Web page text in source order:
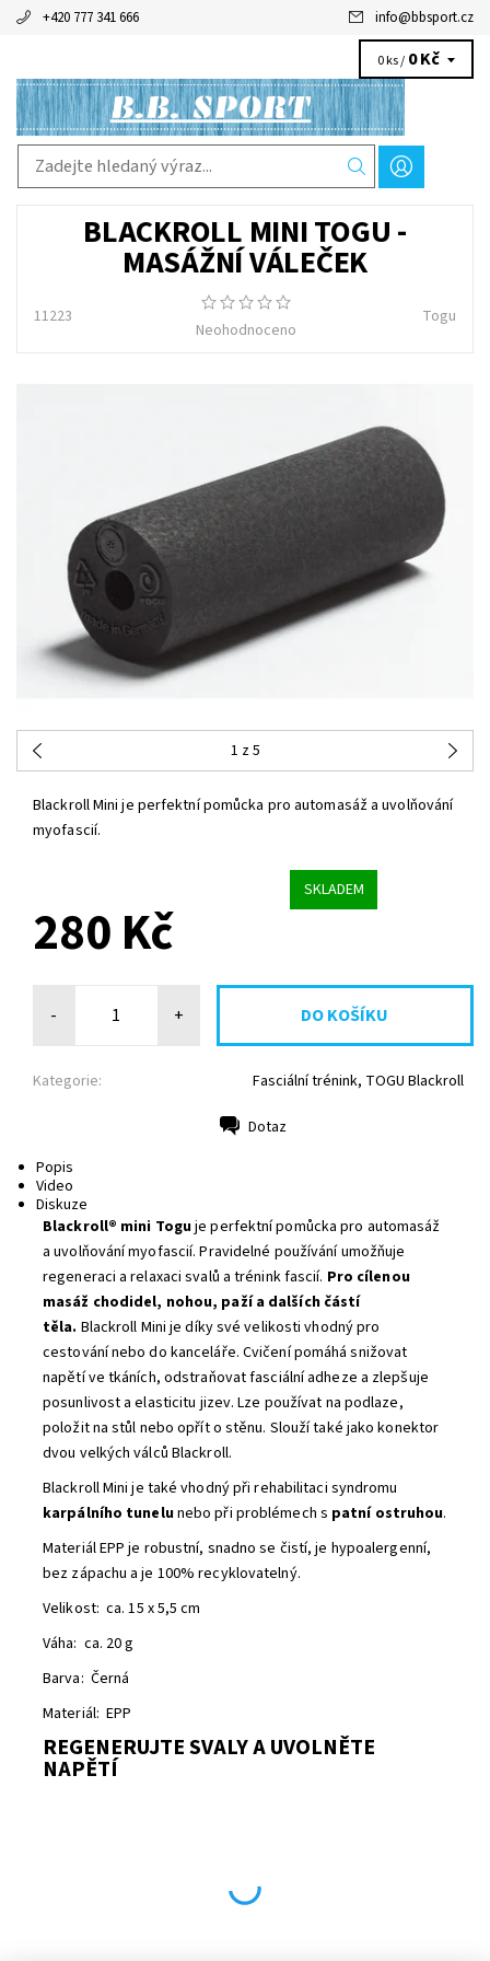
+420 777 341 666 info@bbsport.cz
0 ks / 0 Kč
BLACKROLL MINI TOGU -
MASÁŽNÍ VÁLEČEK
11223
Neohodnoceno
Togu
1 z 5
Blackroll Mini je perfektní pomůcka pro automasáž a uvolňování
myofascií.
SKLADEM
280 Kč
- +
Kategorie: Fasciální trénink, TOGU Blackroll
Dotaz
Popis
Video
Diskuze
Blackroll® mini Toguje perfektní pomůcka pro automasáž
a uvolňování myofascií.Pravidelné používání umožňuje
regeneraci a relaxaci svalů a trénink fascií. Pro cílenou
masáž chodidel, nohou, paží a dalších částí
těla. Blackroll Mini je díky své velikosti vhodný pro
cestování nebo do kanceláře. Cvičení pomáhásnižovat
napětí ve tkáních, odstraňovat fasciální adheze a zlepšuje
posunlivost a elasticitu jizev. Lze používat na podlaze,
položit na stůl nebo opřít o stěnu. Slouží také jako konektor
dvou velkých válců Blackroll.
Blackroll Mini je také vhodný při rehabilitaci syndromu
karpálního tunelunebopři problémech s patní ostruhou.
Materiál EPP je robustní, snadno se čistí, je hypoalergenní,
bez zápachu a je 100% recyklovatelný.
Velikost: ca. 15 x 5,5 cm
Váha: ca. 20 g
Barva: Černá
Materiál: EPP
REGENERUJTE SVALY A UVOLNĚTE
NAPĚTÍ